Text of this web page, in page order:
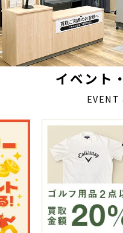
イベント
EVENT